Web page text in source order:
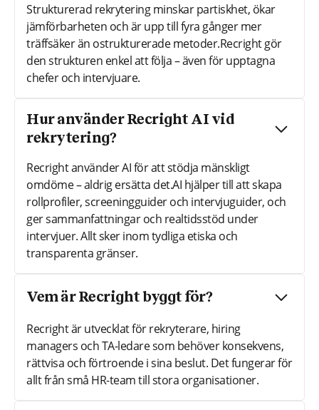
Strukturerad rekrytering minskar partiskhet, ökar
jämförbarheten och är upp till fyra gånger mer
träffsäker än ostrukturerade metoder.Recright gör
den strukturen enkel att följa – även för upptagna
chefer och intervjuare.
Hur använder Recright AI vid
rekrytering?
Recright använder AI för att stödja mänskligt
omdöme – aldrig ersätta det.AI hjälper till att skapa
rollprofiler, screeningguider och intervjuguider, och
ger sammanfattningar och realtidsstöd under
intervjuer. Allt sker inom tydliga etiska och
transparenta gränser.
Vem är Recright byggt för?
Recright är utvecklat för rekryterare, hiring
managers och TA-ledare som behöver konsekvens,
rättvisa och förtroende i sina beslut. Det fungerar för
allt från små HR-team till stora organisationer.